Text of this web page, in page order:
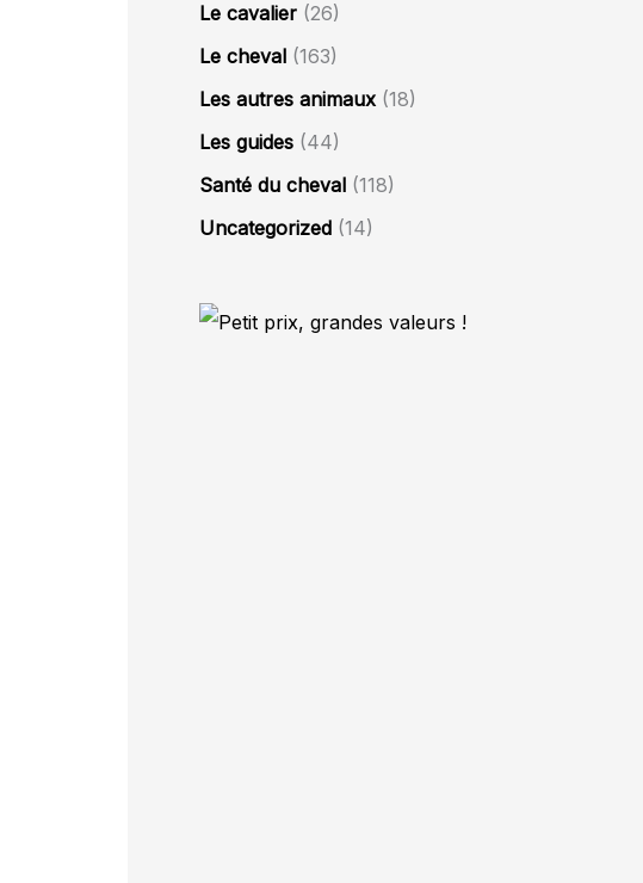
Le cavalier (26)
Le cheval (163)
Les autres animaux(18)
Les guides (44)
Santé du cheval (118)
Uncategorized (14)